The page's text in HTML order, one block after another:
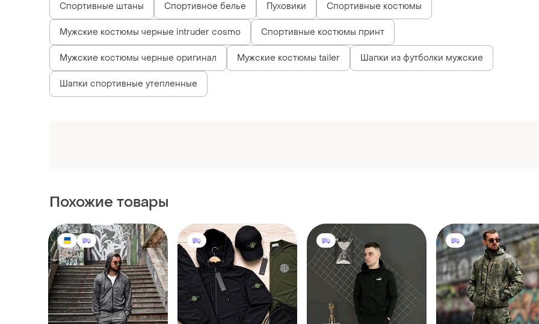
Спортивные штаны Спортивное белье Пуховики Спортивные костюмы
Мужские костюмы черные intruder cosmo Спортивные костюмы принт
Мужские костюмы черные оригинал Мужские костюмы tailer Шапки из футболки мужские
Шапки спортивные утепленные
Похожие товары